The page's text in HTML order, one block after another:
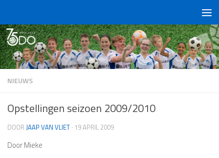
NIEUWS
Opstellingen seizoen 2009/2010
DOOR JAAP VAN VLIET · 19 APRIL 2009
Door Mieke